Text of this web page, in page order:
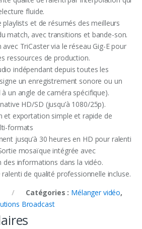
fluide.
playlists et de résumés des meilleurs
match, avec transitions et bande-son.
TriCaster via le réseau Gig-E pour
ressources de production.
indépendant depuis toutes les
un enregistrement sonore ou un
un angle de caméra spécifique).
HD/SD (jusqu’à 1080/25p).
et exportation simple et rapide de
formats
jusqu’à 30 heures en HD pour ralenti
mosaïque intégrée avec
des informations dans la vidéo.
ralenti de qualité professionnelle incluse.
Catégories : Mélanger vidéo,
Broadcast